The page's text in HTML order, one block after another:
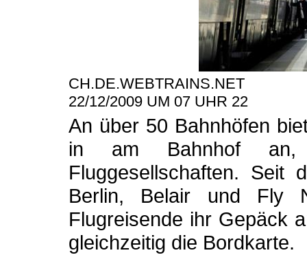
CH.DE.WEBTRAINS.NET
22/12/2009 UM 07 UHR 22
An über 50 Bahnhöfen
in am Bahnhof an,
Fluggesellschaften. Seit
Berlin, Belair und Fly
Flugreisende ihr Gepäck
gleichzeitig die Bordkarte.